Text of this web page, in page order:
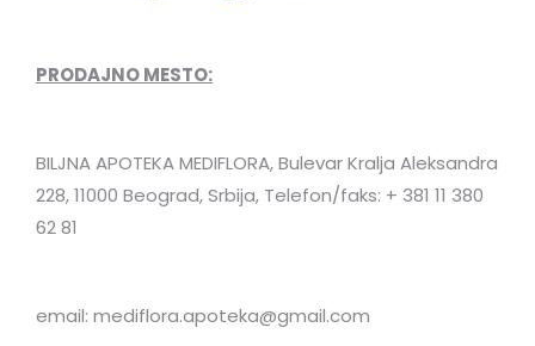
PRODAJNO MESTO:
BILJNA APOTEKA MEDIFLORA, Bulevar Kralja Aleksandra
228, 11000 Beograd, Srbija, Telefon/faks: + 381 11 380
62 81
email: mediflora.apoteka@gmail.com